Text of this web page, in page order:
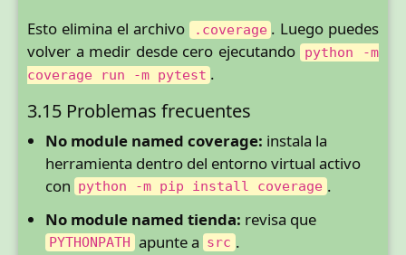
Esto elimina el archivo .coverage . Luego puedes
volver a medir desde cero ejecutando python -m
coverage run -m pytest .
3.15 Problemas frecuentes
No module named coverage: instala la
herramienta dentro del entorno virtual activo
con python -m pip install coverage .
No module named tienda: revisa que
PYTHONPATH apunte a src .